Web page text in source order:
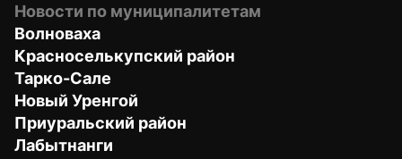
Новости по муниципалитетам
Волноваха
Красноселькупский район
Тарко-Сале
Новый Уренгой
Приуральский район
Лабытнанги